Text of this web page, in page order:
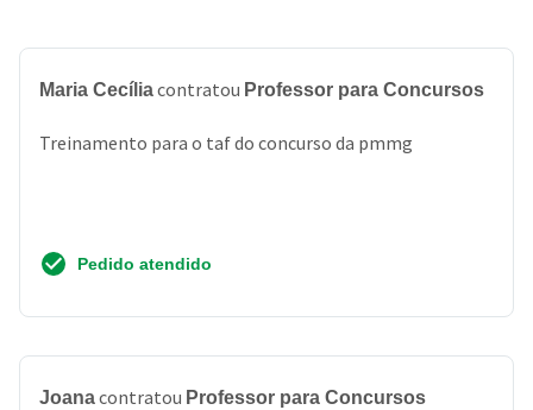
Maria Cecíliacontratou Professor para Concursos
Treinamento para o taf do concurso da pmmg
Pedido atendido
Joanacontratou Professor para Concursos